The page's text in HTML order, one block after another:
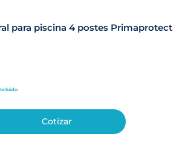
para piscina 4 postes Primaprotect
Cotizar